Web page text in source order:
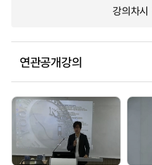
강의차시
연관공개강의